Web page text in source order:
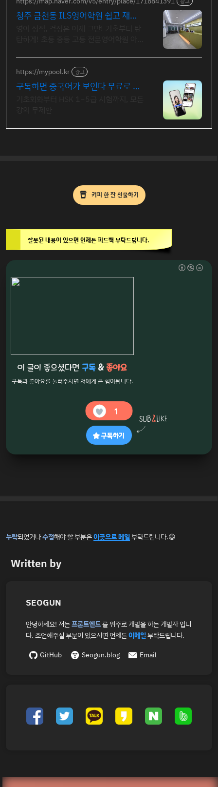
청주 금천동 ILS영어학원 쉽고 재미
게 표현할 수 있는 기회를 제공합니다.
https://mypool.kr 광고
구독하면 중국어가 보인다 무료로 시
커피 한 잔 선물하기
잘못된 내용이 있으면 언제든 피드백 부탁드립니다.
이 글이 좋으셨다면 구독& 좋아요
구독과 좋아요를 눌러주시면 저에게 큰 힘이됩니다.
1
구독하기
누락되었거나수정해야 할 부분은이곳으로 메일부탁드립니다.😃
Written by
SEOGUN
안녕하세요! 저는프론트엔드를 위주로 개발을 하는 개발자 입니
다. 조언해주실 부분이 있으시면 언제든이메일부탁드립니다.
GitHub
Seogun.blog Email